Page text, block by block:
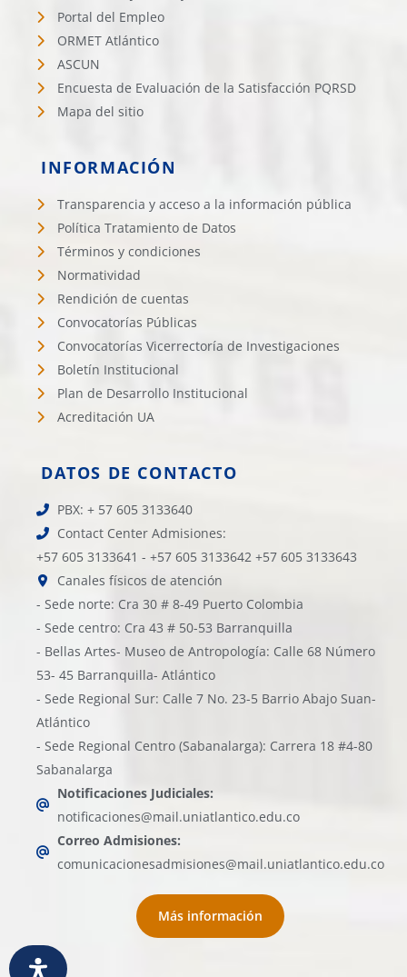
Portal del Empleo
ORMET Atlántico
ASCUN
Encuesta de Evaluación de la Satisfacción PQRSD
Mapa del sitio
INFORMACIÓN
Transparencia y acceso a la información pública
Política Tratamiento de Datos
Términos y condiciones
Normatividad
Rendición de cuentas
Convocatorías Públicas
Convocatorías Vicerrectoría de Investigaciones
Boletín Institucional
Plan de Desarrollo Institucional
Acreditación UA
DATOS DE CONTACTO
PBX: + 57 605 3133640
Contact Center Admisiones:
+57 605 3133641 - +57 605 3133642 +57 605 3133643
Canales físicos de atención
- Sede norte: Cra 30 # 8-49 Puerto Colombia
- Sede centro: Cra 43 # 50-53 Barranquilla
- Bellas Artes- Museo de Antropología: Calle 68 Número
53- 45 Barranquilla- Atlántico
- Sede Regional Sur: Calle 7 No. 23-5 Barrio Abajo Suan-
Atlántico
- Sede Regional Centro (Sabanalarga): Carrera 18 #4-80
Sabanalarga
Notificaciones Judiciales:
notificaciones@mail.uniatlantico.edu.co
Correo Admisiones:
comunicacionesadmisiones@mail.uniatlantico.edu.co
Más información